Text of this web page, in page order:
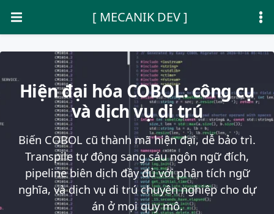
[ MECANIK DEV ]
Hiện đại hóa COBOL: công cụ
và dịch vụ di trú
Biến COBOL cũ thành mã hiện đại, dễ bảo trì.
Transpile tự động sang sáu ngôn ngữ đích,
pipeline biên dịch đầy đủ với phân tích ngữ
nghĩa, và dịch vụ di trú chuyên nghiệp cho dự
án ở mọi quy mô.